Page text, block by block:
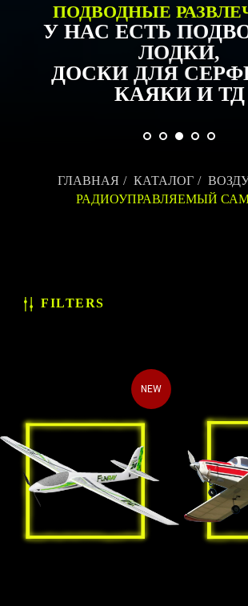
ПОДВОДНЫЕ
У НАС ЕСТЬ
ЛОДКИ,
ДОСКИ ДЛЯ
КАЯКИ И ТД
ГЛАВНАЯ / КАТАЛОГ /
РАДИОУПРАВЛЯЕМЫЙ
FILTERS
NEW